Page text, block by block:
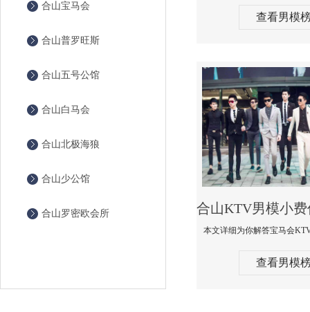
合山宝马会
合山普罗旺斯
合山五号公馆
合山白马会
合山北极海狼
合山少公馆
合山罗密欧会所
查看男模
查看男模